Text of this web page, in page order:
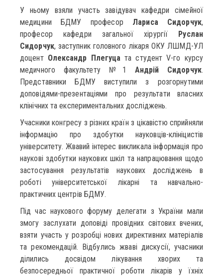
У ньому взяли участь завідувач кафедри сімейної
медицини БДМУ професор Лариса Сидорчук,
професор кафедри загальної хірургії Руслан
Сидорчук, заступник головного лікаря ОКУ ЛШМД-УЛ
доцент Олександр Плегуца та студент V-го курсу
медичного факультету №1 Андрій Сидорчук.
Представники БДМУ виступили з розгорнутими
доповідями-презентаціями про результати власних
клінічних та експериментальних досліджень.
Учасники конгресу з різних країн з цікавістю сприйняли
інформацію про здобутки науковців-клініцистів
університету. Жвавий інтерес викликала інформація про
наукові здобутки наукових шкіл та напрацювання щодо
застосування результатів наукових досліджень в
роботі університетської лікарні та навчально-
практичних центрів БДМУ.
Під час наукового форуму делегати з України мали
змогу заслухати доповіді провідних світових вчених,
взяти участь у розробці нових директивних матеріалів
та рекомендацій. Відбулись жваві дискусії, учасники
ділились досвідом лікування хворих та
безпосередньої практичної роботи лікарів у їхніх